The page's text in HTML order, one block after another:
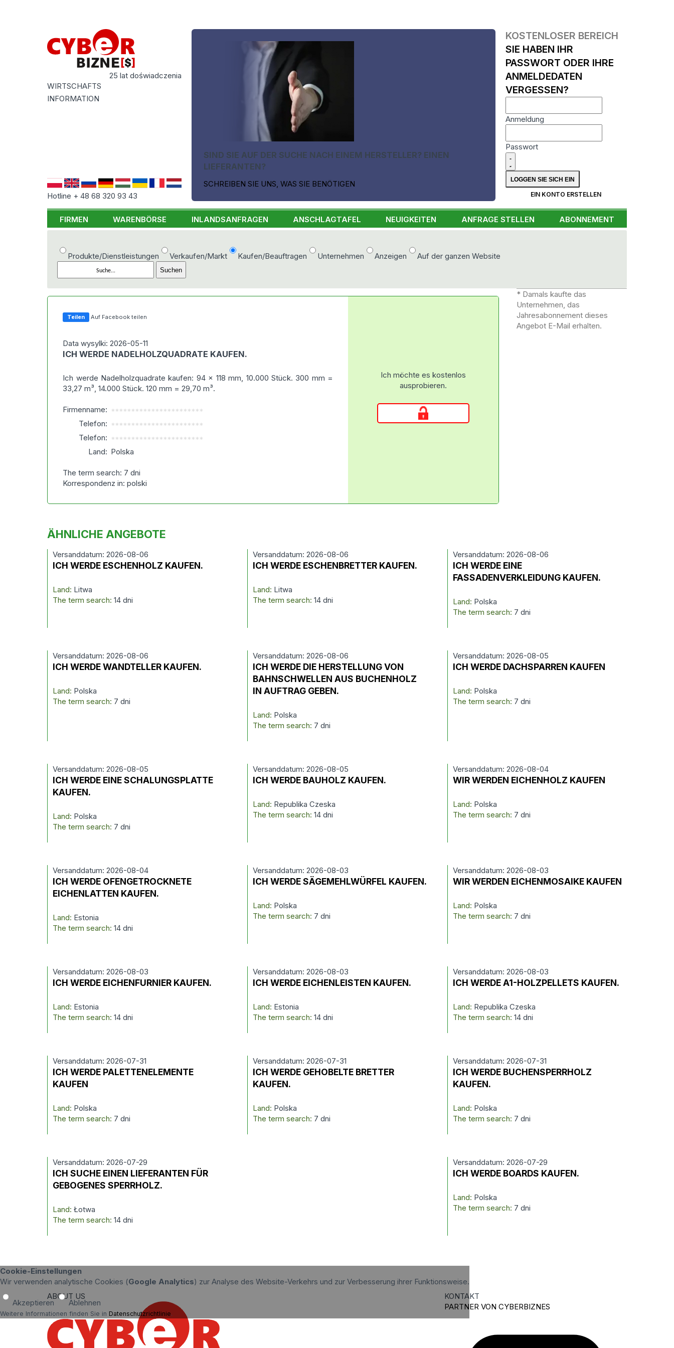
25 lat doświadczenia
WIRTSCHAFTS
INFORMATION
Hotline + 48 68 320 93 43
SIND SIE AUF DER SUCHE NACH EINEM HERSTELLER? EINEN
LIEFERANTEN?
SCHREIBEN SIE UNS, WAS SIE BENÖTIGEN
KOSTENLOSER BEREICH
SIE HABEN IHR
PASSWORT ODER IHRE
ANMELDEDATEN
VERGESSEN?
Anmeldung
Passwort
EIN KONTO ERSTELLEN
FIRMEN WARENBÖRSE INLANDSANFRAGEN ANSCHLAGTAFEL NEUIGKEITEN ANFRAGE STELLEN ABONNEMENT
Produkte/Dienstleistungen Verkaufen/Markt Kaufen/Beauftragen Unternehmen Anzeigen Auf der ganzen Website
Teilen Auf Facebook teilen
Data wysylki: 2026-05-11
ICH WERDE NADELHOLZQUADRATE KAUFEN.
Ich werde Nadelholzquadrate kaufen: 94 x 118 mm, 10.000 Stück. 300 mm =
33,27 m³, 14.000 Stück. 120 mm = 29,70 m³.
Firmenname: ***********************
Telefon: ***********************
Telefon: ***********************
Land: Polska
The term search: 7 dni
Korrespondenz in: polski
Ich möchte es kostenlos
ausprobieren.
* Damals kaufte das
Unternehmen, das
Jahresabonnement dieses
Angebot E-Mail erhalten.
ÄHNLICHE ANGEBOTE
Versanddatum: 2026-08-06
ICH WERDE ESCHENHOLZ KAUFEN.
Land: Litwa
The term search:14 dni
Versanddatum: 2026-08-06
ICH WERDE ESCHENBRETTER KAUFEN.
Land: Litwa
The term search: 14 dni
Versanddatum: 2026-08-06
ICH WERDE EINE
FASSADENVERKLEIDUNG KAUFEN.
Land: Polska
The term search: 7 dni
Versanddatum: 2026-08-06
ICH WERDE WANDTELLER KAUFEN.
Land: Polska
The term search: 7 dni
Versanddatum: 2026-08-06
ICH WERDE DIE HERSTELLUNG VON
BAHNSCHWELLEN AUS BUCHENHOLZ
IN AUFTRAG GEBEN.
Land: Polska
The term search: 7 dni
Versanddatum: 2026-08-05
ICH WERDE DACHSPARREN KAUFEN
Land: Polska
The term search: 7 dni
Versanddatum: 2026-08-05
ICH WERDE EINE SCHALUNGSPLATTE
KAUFEN.
Land: Polska
The term search: 7 dni
Versanddatum: 2026-08-05
ICH WERDE BAUHOLZ KAUFEN.
Land: Republika Czeska
The term search: 14 dni
Versanddatum: 2026-08-04
WIR WERDEN EICHENHOLZ KAUFEN
Land: Polska
The term search: 7 dni
Versanddatum: 2026-08-04
ICH WERDE OFENGETROCKNETE
EICHENLATTEN KAUFEN.
Land: Estonia
The term search:14 dni
Versanddatum: 2026-08-03
ICH WERDE SÄGEMEHLWÜRFEL KAUFEN.
Land: Polska
The term search: 7 dni
Versanddatum: 2026-08-03
WIR WERDEN EICHENMOSAIKE KAUFEN
Land: Polska
The term search: 7 dni
Versanddatum: 2026-08-03
ICH WERDE EICHENFURNIER KAUFEN.
Land: Estonia
The term search:14 dni
Versanddatum: 2026-08-03
ICH WERDE EICHENLEISTEN KAUFEN.
Land: Estonia
The term search: 14 dni
Versanddatum: 2026-08-03
ICH WERDE A1-HOLZPELLETS KAUFEN.
Land: Republika Czeska
The term search: 14 dni
Versanddatum: 2026-07-31
ICH WERDE PALETTENELEMENTE
KAUFEN
Land: Polska
The term search: 7 dni
Versanddatum: 2026-07-31
ICH WERDE GEHOBELTE BRETTER
KAUFEN.
Land: Polska
The term search: 7 dni
Versanddatum: 2026-07-31
ICH WERDE BUCHENSPERRHOLZ
KAUFEN.
Land: Polska
The term search: 7 dni
Versanddatum: 2026-07-29
ICH SUCHE EINEN LIEFERANTEN FÜR
GEBOGENES SPERRHOLZ.
Land: Łotwa
The term search:14 dni
Versanddatum: 2026-07-29
ICH WERDE BOARDS KAUFEN.
Land: Polska
The term search: 7 dni
Cookie-Einstellungen
Wir verwenden analytische Cookies (Google Analytics) zur Analyse des Website-Verkehrs und zur Verbesserung ihrer Funktionsweise.
Akzeptieren Ablehnen
Weitere Informationen finden Sie in Datenschutzrichtlinie.
ABOUT US
KONTAKT
PARTNER VON CYBERBIZNES